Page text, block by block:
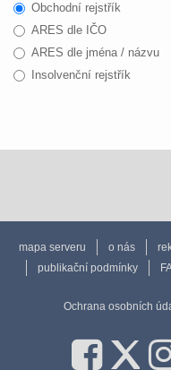
Obchodní rejstřík
ARES dle IČO
ARES dle jména / názvu
Insolvenční rejstřík
mapa serveru o nás
publikační podmínky
Ochrana osobních